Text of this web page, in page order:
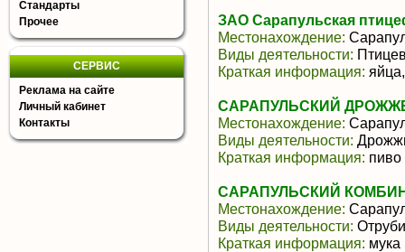
Стандарты
Прочее
СЕРВИС
Реклама на сайте
Личный кабинет
Контакты
ЗАО Сарапульская
Местонахождение:
Виды деятельности:
Краткая информация:
САРАПУЛЬСКИЙ
Местонахождение:
Виды деятельности:
Краткая информация: пиво
САРАПУЛЬСКИЙ
Местонахождение:
Виды деятельности:
Краткая информация: